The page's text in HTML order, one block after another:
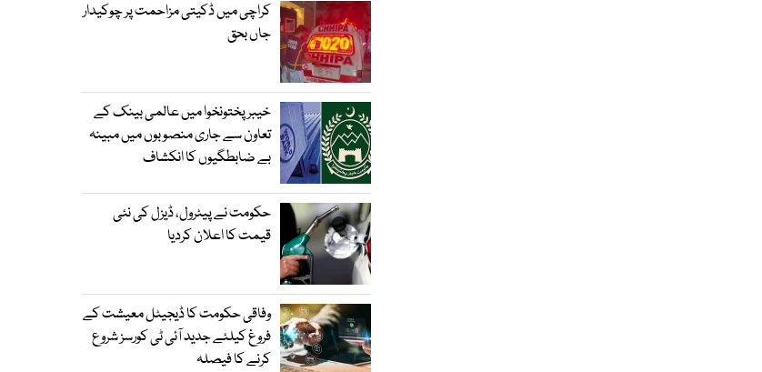
کراچی میں ڈکیتی مزاحمت پر چوکیدار
جاں بحق
خیبرپختونخوا میں عالمی بینک کے
تعاون سے جاری منصوبوں میں مبینہ
بے ضابطگیوں کا انکشاف
حکومت نے پیٹرول، ڈیزل کی نئی
قیمت کا اعلان کردیا
وفاقی حکومت کا ڈیجیٹل معیشت کے
فروغ کیلئے جدید آئی ٹی کورسز شروع
کرنے کا فیصلہ